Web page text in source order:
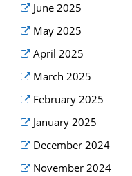
June 2025
May 2025
April 2025
March 2025
February 2025
January 2025
December 2024
November 2024